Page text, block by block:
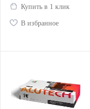
Купить в 1 клик
В избранное